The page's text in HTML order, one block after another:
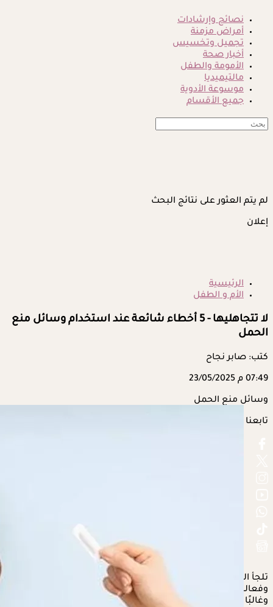
نصائح وإرشادات
أمراض مزمنة
تجميل وتخسيس
أخبار صحة
الأمومة والطفل
مالتيميديا
موسوعة الأدوية
جميع الأقسام
لم يتم العثور على نتائج البحث
إعلان
الرئيسية
الأم و الطفل
لا تتجاهليها - 5 أخطاء شائعة عند استخدام وسائل منع
الحمل
كتب: صابر نجاح
07:49 م 23/05/2025
وسائل منع الحمل
تابعنا على
تلجأ السيدات إلى وسائل منع الحمل، لإنها من أكثر الطرق أمانًا
وفعالية لمنع الحمل، فهي سهلة الاستخدام، وبأسعار معقولة،
وغالبًا ما تُخفف من وطأة الدورة الشهرية، لكن ومع ذلك قد ترتكب